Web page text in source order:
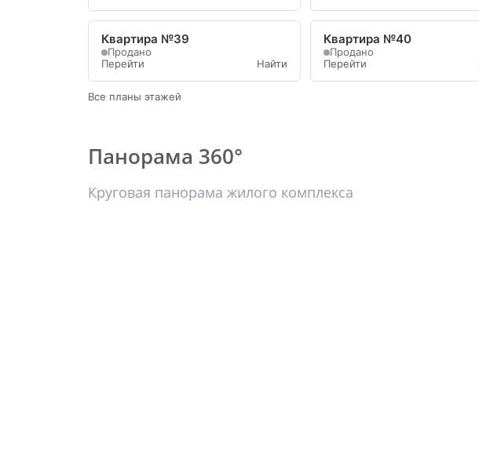
Квартира №39
Продано
Перейти
Найти
Квартира №40
Продано
Перейти
Все планы этажей
Панорама 360°
Круговая панорама жилого комплекса